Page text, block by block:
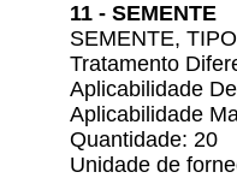
11 - SEMENTE
SEMENTE,
Tratamento
Aplicabilidade
Aplicabilidade
Quantidade: 20
Unidade de